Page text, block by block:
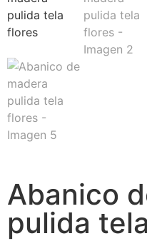
Abanico
pulida